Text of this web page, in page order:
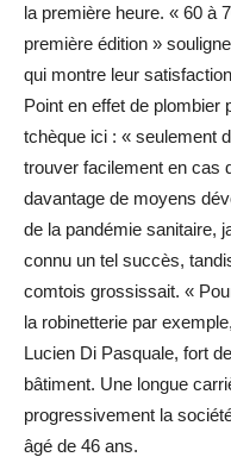
la première heure. « 60 à
première édition »
qui montre leur
Point en effet de plombier
tchèque ici : « seulement
trouver facilement en cas
davantage de moyens
de la pandémie sanitaire,
connu un tel succès,
comtois grossissait. «
la robinetterie par
Lucien Di Pasquale, fort
bâtiment. Une longue
progressivement la
âgé de 46 ans.